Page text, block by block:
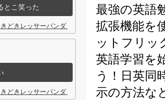
最強の英語
拡張機能を
ットフリッ
英語学習を
う！日英同
示の方法な
とこ笑った
きどきレッサーパンダ ｜Disney (ディズニープラス）
きどきレッサーパンダ ｜Disney (ディズニープラス）